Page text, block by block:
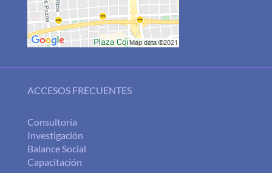
ACCESOS FRECUENTES
Consultoría
Investigación
Balance Social
Capacitación